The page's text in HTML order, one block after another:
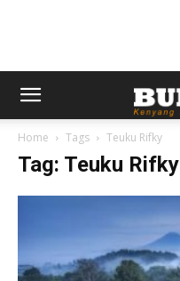
Home Tags Teuku Rifky
Tag: Teuku Rifky